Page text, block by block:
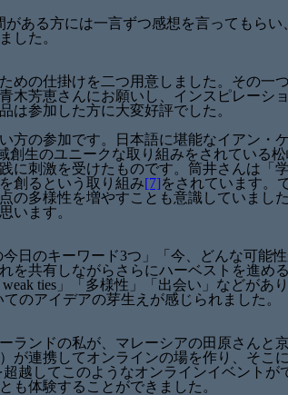
ある方には一言ずつ感想を言ってもら
した。
めの仕掛けを二つ用意しました。その
木芳恵さんにお願いし、インスピレー
は参加した方に大変好評でした。
方の参加です。日本語に堪能なイアン
創生のユニークな取り組みをされてい
に刺激を受けたものです。筒井さんは
創るという取り組み[7]をされています。
の多様性を増やすことも意識していま
います。
日のキーワード3つ」「今、どんな可能
を共有しながらさらにハーベストを進
ties」「多様性」「出会い」などが
のアイデアの芽生えが感じられました。
ランドの私が、マレーシアの田原さん
が連携してオンラインの場を作り、そ
越してこのようなオンラインイベント
も体験することができました。